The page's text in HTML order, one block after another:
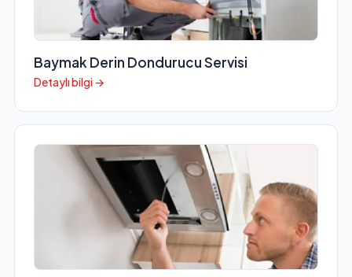
Baymak Derin Dondurucu Servisi
Detaylı bilgi →